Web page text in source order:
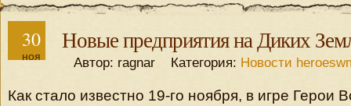
30
ноя
Новые предприятия на Диких
Автор: ragnar Категория: Новости
Как стало известно 19-го ноября, в игре Герои